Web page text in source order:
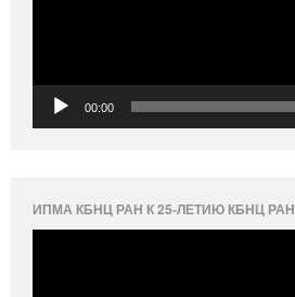
00:00
ИПМА КБНЦ РАН К 25-ЛЕТИЮ КБНЦ РАН